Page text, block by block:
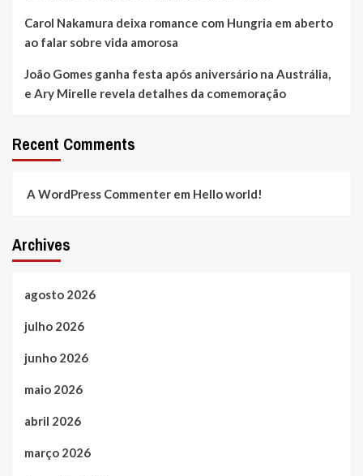
Carol Nakamura deixa romance com Hungria em aberto
ao falar sobre vida amorosa
João Gomes ganha festa após aniversário na Austrália,
e Ary Mirelle revela detalhes da comemoração
Recent Comments
A WordPress Commenter em Hello world!
Archives
agosto 2026
julho 2026
junho 2026
maio 2026
abril 2026
março 2026